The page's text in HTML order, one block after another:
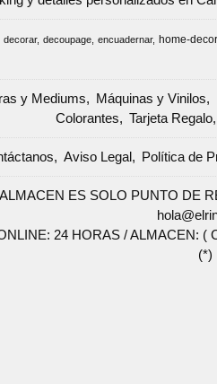
decorar decoupage encuadernar home-decor
y Mediums Máquinas y Vinilos
Colorantes
Tarjeta Regalo
Aviso Legal Política de
ES SOLO PUNTO DE
24 HORAS / ALMACEN: (
(*)